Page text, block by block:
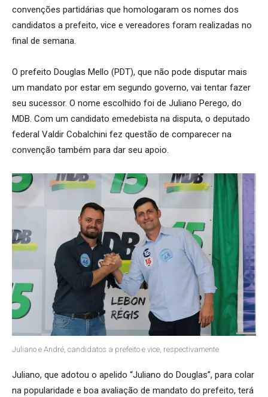
convenções partidárias que homologaram os nomes dos
candidatos a prefeito, vice e vereadores foram realizadas no
final de semana.
O prefeito Douglas Mello (PDT), que não pode disputar mais
um mandato por estar em segundo governo, vai tentar fazer
seu sucessor. O nome escolhido foi de Juliano Perego, do
MDB. Com um candidato emedebista na disputa, o deputado
federal Valdir Cobalchini fez questão de comparecer na
convenção também para dar seu apoio.
Juliano e André, candidatos a prefeito e vice, respectivamente
Juliano, que adotou o apelido “Juliano do Douglas”, para colar
na popularidade e boa avaliação de mandato do prefeito, terá